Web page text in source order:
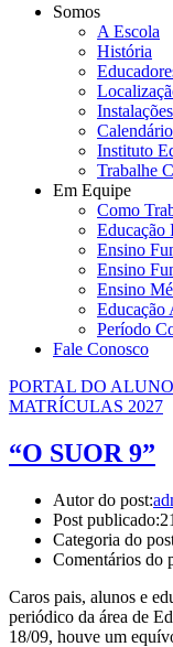
Somos
A Escola
História
Instalações
Calendário
Instituto
Trabalhe
Em Equipe
Como
Educação
Ensino
Ensino
Ensino
Educação
Período
Fale Conosco
PORTAL DO ALUNO
MATRÍCULAS 2027
“O SUOR 9”
Autor do post:
Post publicado:
Categoria do
Comentários do
Caros pais, alunos e
periódico da área de
18/09, houve um